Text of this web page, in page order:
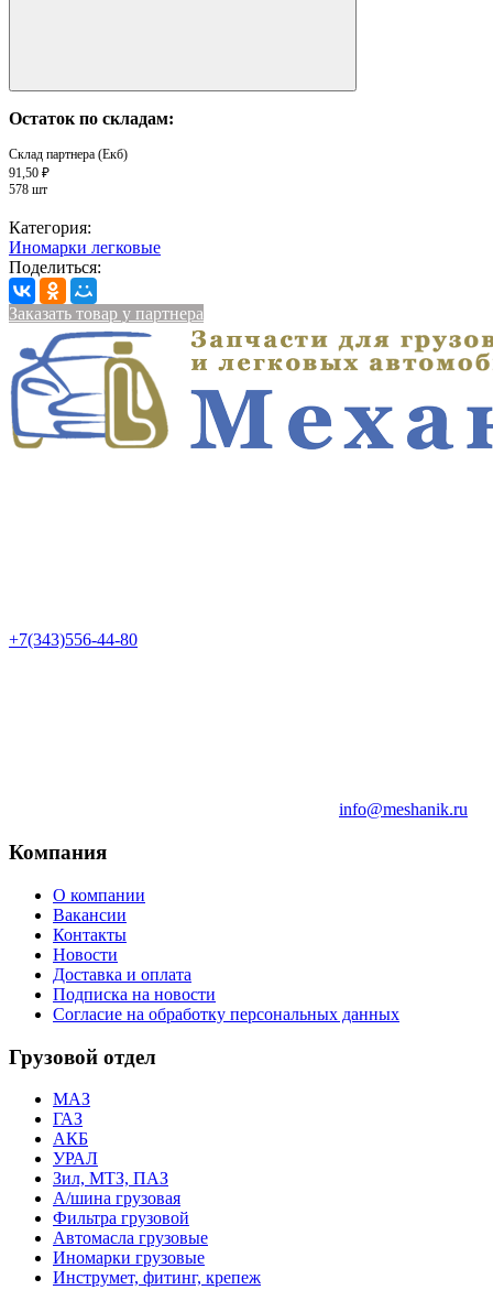
Остаток по складам:
Склад партнера (Екб)
91,50 ₽
578 шт
Категория:
Иномарки легковые
Поделиться:
Заказать товар у партнера
+7(343)556-44-80
info@meshanik.ru
Компания
О компании
Вакансии
Контакты
Новости
Доставка и оплата
Подписка на новости
Согласие на обработку персональных данных
Грузовой отдел
МАЗ
ГАЗ
АКБ
УРАЛ
Зил, МТЗ, ПАЗ
А/шина грузовая
Фильтра грузовой
Автомасла грузовые
Иномарки грузовые
Инструмет, фитинг, крепеж